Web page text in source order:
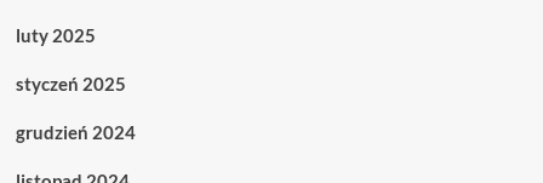
luty 2025
styczeń 2025
grudzień 2024